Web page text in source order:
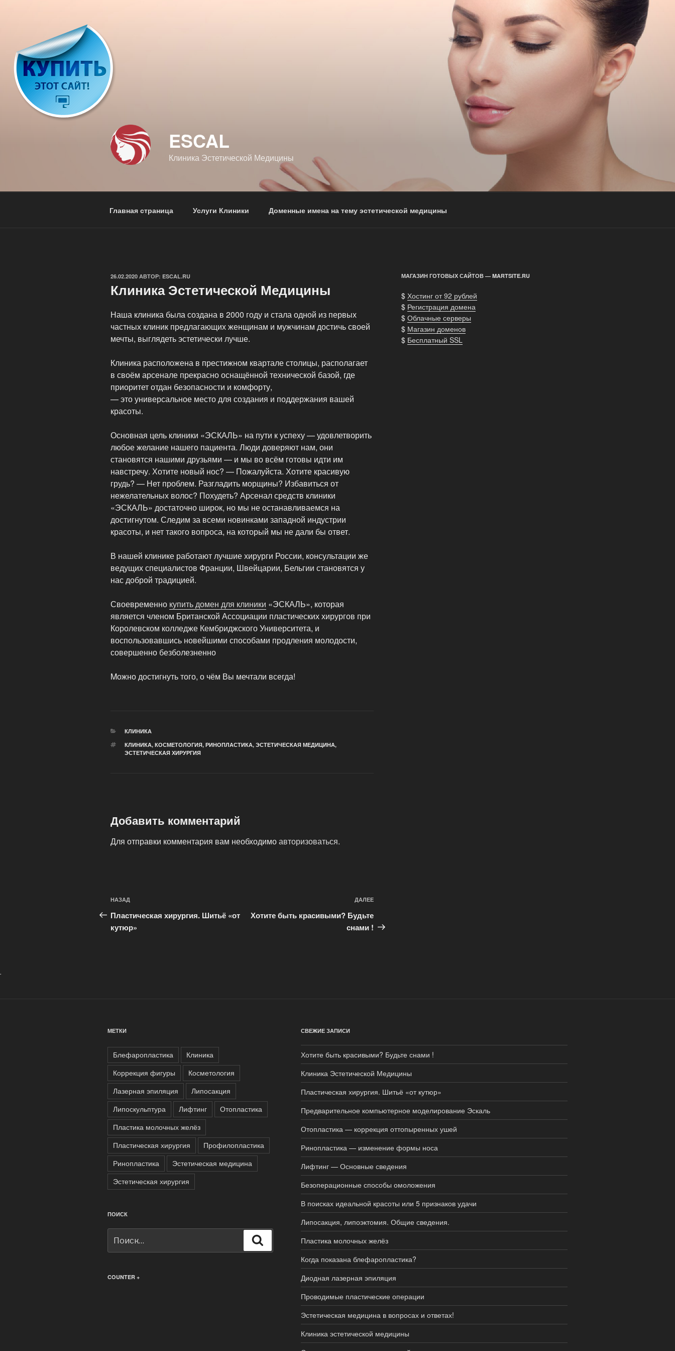
ESCAL
Клиника Эстетической Медицины
Главная страница Услуги Клиники Доменные имена на тему эстетической медицины
ОПУБЛИКОВАНО
26.02.2020 АВТОР: ESCAL.RU
Клиника Эстетической Медицины
Наша клиника была создана в 2000 году и стала одной из первых
частных клиник предлагающих женщинам и мужчинам достичь своей
мечты, выглядеть эстетически лучше.
Клиника расположена в престижном квартале столицы, располагает
в своём арсенале прекрасно оснащённой технической базой, где
приоритет отдан безопасности и комфорту,
— это универсальное место для создания и поддержания вашей
красоты.
Основная цель клиники «ЭСКАЛЬ» на пути к успеху — удовлетворить
любое желание нашего пациента. Люди доверяют нам, они
становятся нашими друзьями — и мы во всём готовы идти им
навстречу. Хотите новый нос? — Пожалуйста. Хотите красивую
грудь? — Нет проблем. Разгладить морщины? Избавиться от
нежелательных волос? Похудеть? Арсенал средств клиники
«ЭСКАЛЬ» достаточно широк, но мы не останавливаемся на
достигнутом. Следим за всеми новинками западной индустрии
красоты, и нет такого вопроса, на который мы не дали бы ответ.
В нашей клинике работают лучшие хирурги России, консультации же
ведущих специалистов Франции, Швейцарии, Бельгии становятся у
нас доброй традицией.
Своевременно купить домен для клиники «ЭСКАЛЬ», которая
является членом Британской Ассоциации пластических хирургов при
Королевском колледже Кембриджского Университета, и
воспользовавшись новейшими способами продления молодости,
совершенно безболезненно
Mожно достигнуть того, о чём Вы мечтали всегда!
РУБРИКИ
КЛИНИКА
МЕТКИ
КЛИНИКА, КОСМЕТОЛОГИЯ, РИНОПЛАСТИКА, ЭСТЕТИЧЕСКАЯ МЕДИЦИНА,
ЭСТЕТИЧЕСКАЯ ХИРУРГИЯ
Добавить комментарий
Для отправки комментария вам необходимоавторизоваться.
Навигация
по
записям
Предыдущая
запись:
НАЗАД
Пластическая хирургия. Шитьё «от
кутюр»
ДАЛЕЕ
Хотите быть красивыми? Будьте
снами !
МАГАЗИН ГОТОВЫХ САЙТОВ — MARTSITE.RU
$ Хостинг от 92 рублей
$ Регистрация домена
$ Облачные серверы
$ Магазин доменов
$ Бесплатный SSL
.
МЕТКИ
Блефаропластика
Клиника
Коррекция фигуры
Косметология
Лазерная эпиляция
Липосакция
Липоскульптура
Лифтинг
Отопластика
Пластика молочных желёз
Пластическая хирургия
Профилопластика
Ринопластика
Эстетическая медицина
Эстетическая хирургия
ПОИСК
COUNTER +
СВЕЖИЕ ЗАПИСИ
Хотите быть красивыми? Будьте снами !
Клиника Эстетической Медицины
Пластическая хирургия. Шитьё «от кутюр»
Предварительное компьютерное моделирование Эскаль
Отопластика — коррекция оттопыренных ушей
Ринопластика — изменение формы носа
Лифтинг — Основные сведения
Безоперационные способы омоложения
В поисках идеальной красоты или 5 признаков удачи
Липосакция, липоэктомия. Общие сведения.
Пластика молочных желёз
Когда показана блефаропластика?
Диодная лазерная эпиляция
Проводимые пластические операции
Эстетическая медицина в вопросах и ответах!
Клиника эстетической медицины